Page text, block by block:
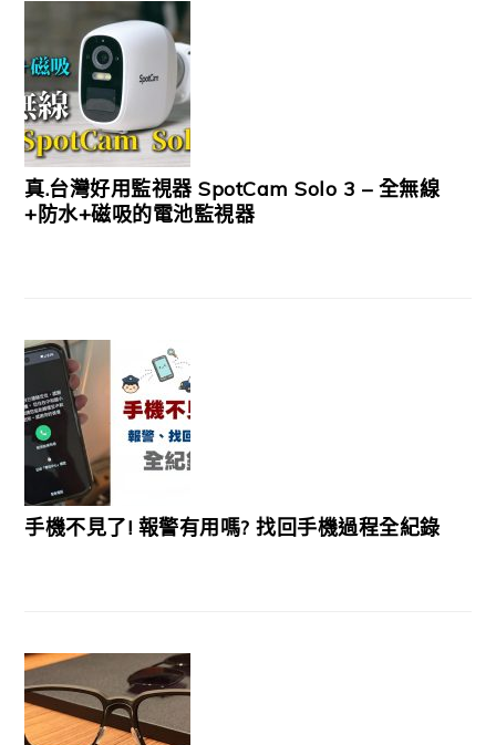
真.台灣好用監視器 SpotCam Solo 3 – 全無線
+防水+磁吸的電池監視器
手機不見了! 報警有用嗎? 找回手機過程全紀錄